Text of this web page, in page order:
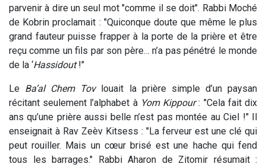
parvenir à dire un seul mot "comme il se doit". Rabbi Moché
de Kobrin proclamait : "Quiconque doute que même le plus
grand fauteur puisse frapper à la porte de la prière et être
reçu comme un fils par son père… n’a pas pénétré le monde
de la ‘Hassidout!"
Le Ba’al Chem Tovlouait la prière simple d’un paysan
récitant seulement l’alphabet à Yom Kippour: "Cela fait dix
ans qu’une prière aussi belle n’est pas montée au Ciel !" Il
enseignait à Rav Zeèv Kitsess : "La ferveur est une clé qui
peut rouiller. Mais un cœur brisé est une hache qui fend
tous les barrages." Rabbi Aharon de Zitomir résumait :